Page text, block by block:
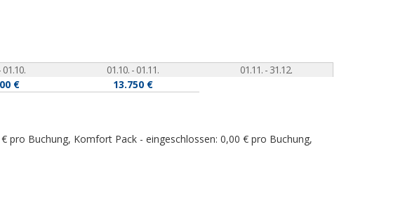
01.10. 01.10. - 01.11.
01.11. - 31.12.
€ 13.750 €
pro Buchung, Komfort Pack - eingeschlossen: 0,00 € pro Buchung,